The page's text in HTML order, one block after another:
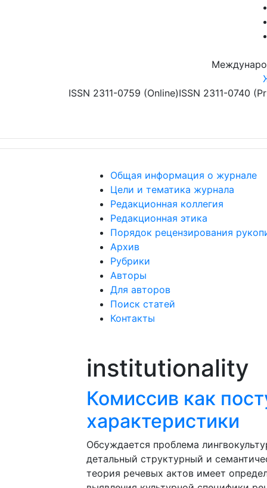
ISSN 2311-0759 (Online)ISSN 2311-0740
Общая информация о журнале
Цели и тематика журнала
Редакционная коллегия
Редакционная этика
Порядок рецензирования
Архив
Рубрики
Авторы
Для авторов
Поиск статей
Контакты
institutionality
Комиссив как
характеристики
Обсуждается проблема
детальный структурный и
теория речевых актов имеет